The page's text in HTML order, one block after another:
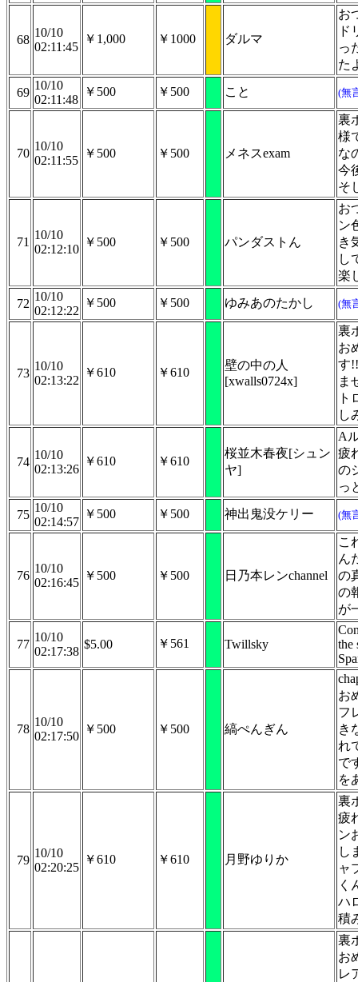
68
10/10
02:11:45
￥1,000 ￥1000 ダルマ
お
ド
っ
た
69
10/10
02:11:48
￥500 ￥500 こと (無
70
10/10
02:11:55
￥500 ￥500 メネスexam
裏
様
な
今
そ
71
10/10
02:12:10
￥500 ￥500 パンダストん
お
ン
き
し
楽
72
10/10
02:12:22
￥500 ￥500 ゆみあのたかし (無
73
10/10
02:13:22
￥610 ￥610
壁の中の人
[xwalls0724x]
裏
お
す
ま
ト
し
74
10/10
02:13:26
￥610 ￥610
桜並木春夜[シュン
ヤ]
A
疲
の
っ
75
10/10
02:14:57
￥500 ￥500 神出鬼没ケリー (無
76
10/10
02:16:45
￥500 ￥500 日乃本レンchannel
こ
ん
の
の
が
77
10/10
02:17:38
$5.00 ￥561 Twillsky
the
78
10/10
02:17:50
￥500 ￥500 縞ぺんぎん
お
フ
き
れ
で
を
79
10/10
02:20:25
￥610 ￥610 月野ゆりか
裏
疲
ン
し
ャ
く
ハ
積
裏
お
レ